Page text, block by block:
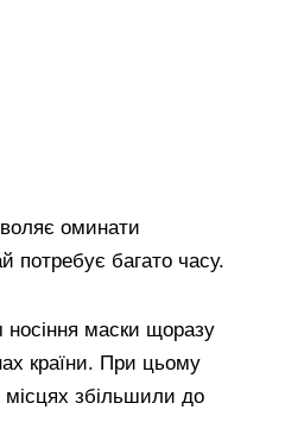
оминати
потребує багато часу.
носіння маски щоразу
країни. При цьому
збільшили до